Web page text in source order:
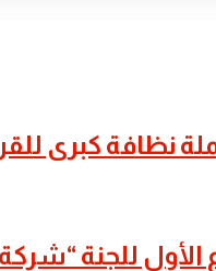
نظافة كبرى
الأول للجنة